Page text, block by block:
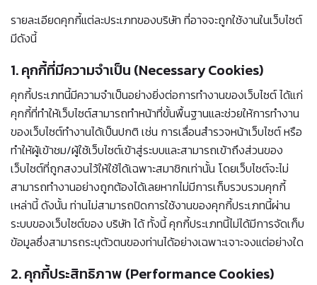
รายละเอียดคุกกี้แต่ละประเภทของบริษัท ที่อาจจะถูกใช้งานในเว็บไซต์
มีดังนี้
1. คุกกี้ที่มีความจำเป็น (Necessary Cookies)
คุกกี้ประเภทนี้มีความจำเป็นอย่างยิ่งต่อการทำงานของเว็บไซต์ ได้แก่
คุกกี้ที่ทำให้เว็บไซต์สามารถทำหน้าที่ขั้นพื้นฐานและช่วยให้การทำงาน
ของเว็บไซต์ทำงานได้เป็นปกติ เช่น การเลื่อนสำรวจหน้าเว็บไซต์ หรือ
ทำให้ผู้เข้าชม/ผู้ใช้เว็บไซต์เข้าสู่ระบบและสามารถเข้าถึงส่วนของ
เว็บไซต์ที่ถูกสงวนไว้ให้ใช้ได้เฉพาะสมาชิกเท่านั้น โดยเว็บไซต์จะไม่
สามารถทำงานอย่างถูกต้องได้เลยหากไม่มีการเก็บรวบรวมคุกกี้
เหล่านี้ ดังนั้น ท่านไม่สามารถปิดการใช้งานของคุกกี้ประเภทนี้ผ่าน
ระบบของเว็บไซต์ของ บริษัท ได้ ทั้งนี้ คุกกี้ประเภทนี้ไม่ได้มีการจัดเก็บ
ข้อมูลซึ่งสามารถระบุตัวตนของท่านได้อย่างเฉพาะเจาะจงแต่อย่างใด
2. คุกกี้ประสิทธิภาพ (Performance Cookies)